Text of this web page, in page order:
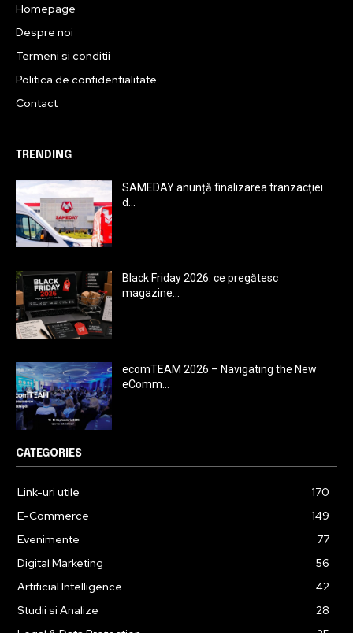
Homepage
Despre noi
Termeni si conditii
Politica de confidentialitate
Contact
TRENDING
SAMEDAY anunță finalizarea tranzacției
d...
Black Friday 2026: ce pregătesc
magazine...
ecomTEAM 2026 – Navigating the New
eComm...
CATEGORIES
Link-uri utile
170
E-Commerce
149
Evenimente
77
Digital Marketing
56
Artificial Intelligence
42
Studii si Analize
28